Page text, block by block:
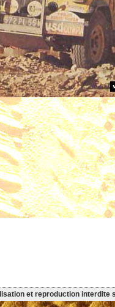
et reproduction interdite